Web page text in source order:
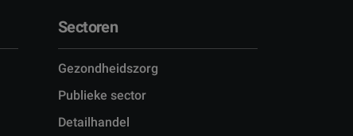
Sectoren
Gezondheidszorg
Publieke sector
Detailhandel